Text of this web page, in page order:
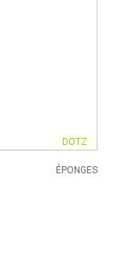
DOTZ
ÉPONGES